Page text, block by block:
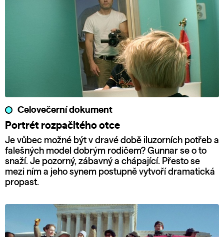
Celovečerní dokument
Portrét rozpačitého otce
Je vůbec možné být v dravé době iluzorních potřeb a
falešných model dobrým rodičem? Gunnar se o to
snaží. Je pozorný, zábavný a chápající. Přesto se
mezi ním a jeho synem postupně vytvoří dramatická
propast.